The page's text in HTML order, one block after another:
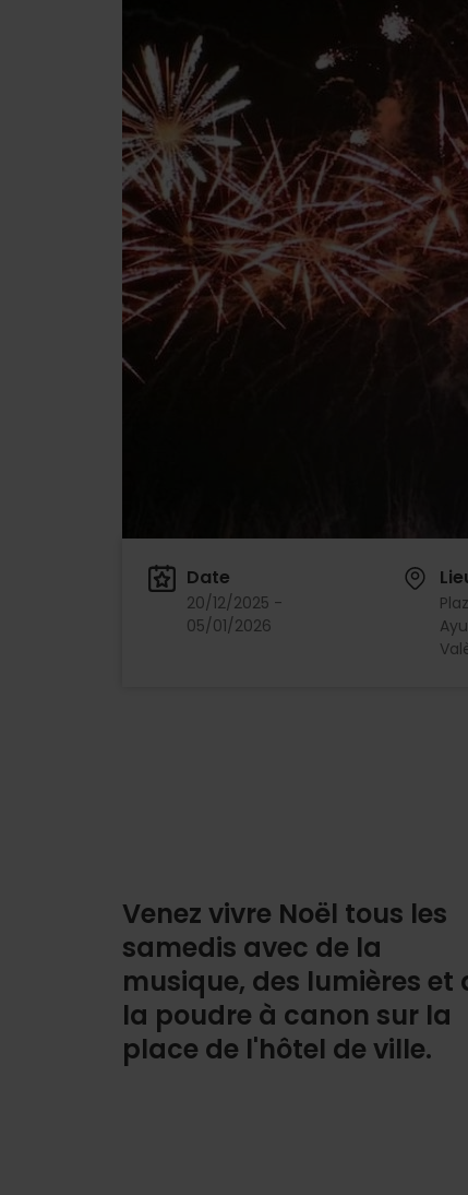
Date
20/12/2025 -
05/01/2026
Venez vivre Noël tous les
samedis avec de la
musique, des lumières et
la poudre à canon sur la
place de l'hôtel de ville.